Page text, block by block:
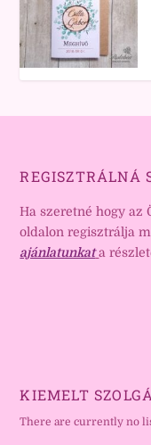
REGISZTRÁLNÁ
Ha szeretné hogy az
oldalon regisztrálja
ajánlatunkat a
KIEMELT
There are currently no